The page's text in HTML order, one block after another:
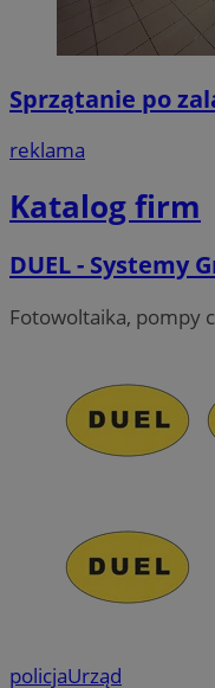
Sprzątanie po
reklama
Katalog firm
DUEL - Systemy
Fotowoltaika, pompy
policjaUrząd